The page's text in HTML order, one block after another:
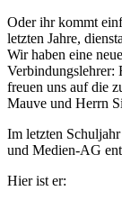
Oder ihr kommt
letzten Jahre,
Wir haben eine
Verbindungslehrer:
freuen uns auf die
Mauve und Herrn
Im letzten
und Medien-AG
Hier ist er: